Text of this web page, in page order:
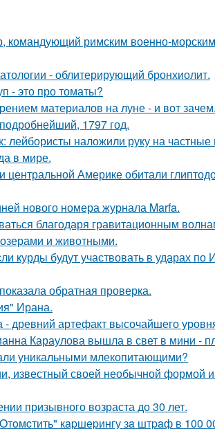
командующий римским военно-
- облитерирующий бронхиолит.
- это про томаты?
материалов на луне - и вот зачем.
1797 год.
лейбористы наложили руку на частные
в мире.
Америке обитали
нового номера журнала Marfa.
благодаря гравитационным
и животными.
курды будут участвовать в ударах по
обратная проверка.
Ирана.
древний артефакт высочайшего
Караулова вышла в свет в мини -
уникальными млекопитающими?
известный своей необычной формой
призывного возраста до 30 лет.
кapшepингу зa штpaф в 100